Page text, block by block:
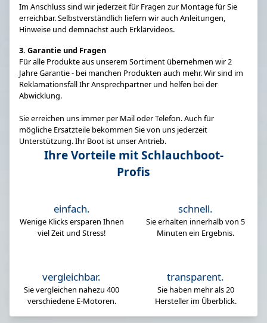
Im Anschluss sind wir jederzeit für Fragen zur Montage für Sie
erreichbar. Selbstverständlich liefern wir auch Anleitungen,
Hinweise und demnächst auch Erklärvideos.
3. Garantie und Fragen
Für alle Produkte aus unserem Sortiment übernehmen wir 2
Jahre Garantie - bei manchen Produkten auch mehr. Wir sind im
Reklamationsfall Ihr Ansprechpartner und helfen bei der
Abwicklung.
Sie erreichen uns immer per Mail oder Telefon. Auch für
mögliche Ersatzteile bekommen Sie von uns jederzeit
Unterstützung. Ihr Boot ist unser Antrieb.
Ihre Vorteile mit Schlauchboot-
Profis
einfach.
Wenige Klicks ersparen Ihnen
viel Zeit und Stress!
schnell.
Sie erhalten innerhalb von 5
Minuten ein Ergebnis.
vergleichbar.
Sie vergleichen nahezu 400
verschiedene E-Motoren.
transparent.
Sie haben mehr als 20
Hersteller im Überblick.